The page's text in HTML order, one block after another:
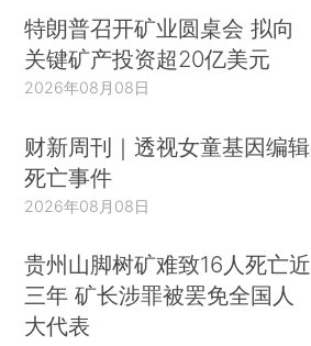
特朗普召开矿业圆桌会 拟向
关键矿产投资超20亿美元
2026年08月08日
财新周刊｜透视女童基因编辑
死亡事件
2026年08月08日
贵州山脚树矿难致16人死亡近
三年 矿长涉罪被罢免全国人
大代表